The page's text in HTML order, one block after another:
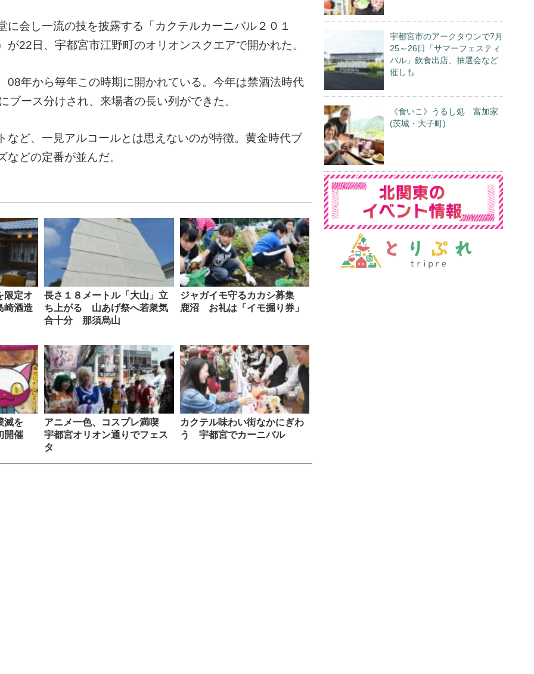
会し一流の技を披露する「カクテルカーニバル２０１
22日、宇都宮市江野町のオリオンスクエアで開かれた。
年から毎年この時期に開かれている。今年は禁酒法時代
ース分けされ、来場者の長い列ができた。
ど、一見アルコールとは思えないのが特徴。黄金時代ブ
どの定番が並んだ。
限定オ
崎酒造
長さ１８メートル「大山」立
ち上がる 山あげ祭へ若衆気
合十分 那須烏山
ジャガイモ守るカカシ募集
鹿沼 お礼は「イモ掘り券」
滅を
開催
アニメ一色、コスプレ満喫
宇都宮オリオン通りでフェス
タ
カクテル味わい街なかにぎわ
う 宇都宮でカーニバル
宇都宮市のアークタウンで7月
25～26日「サマーフェスティ
バル」飲食出店、抽選会など
催しも
《食いこ》うるし処 富加家
(茨城・大子町)